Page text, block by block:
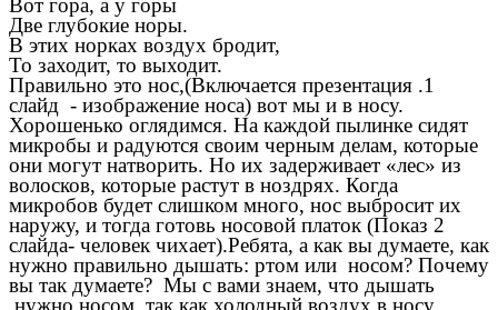
Вот гора, а у горы
Две глубокие норы.
В этих норках воздух бродит,
То заходит, то выходит.
Правильно это нос,(Включается презентация .1
слайд - изображение носа) вот мы и в носу.
Хорошенько оглядимся. На каждой пылинке сидят
микробы и радуются своим черным делам, которые
они могут натворить. Но их задерживает «лес» из
волосков, которые растут в ноздрях. Когда
микробов будет слишком много, нос выбросит их
наружу, и тогда готовь носовой платок (Показ 2
слайда- человек чихает).Ребята, а как вы думаете, как
нужно правильно дышать: ртом или носом? Почему
вы так думаете? Мы с вами знаем, что дышать